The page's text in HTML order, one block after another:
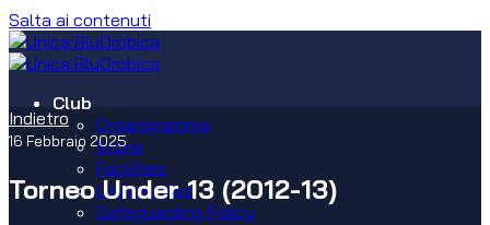
Salta ai contenuti
Club
Organigramma
Storia
Facilities
Codice etico
Safeguarding Policy
Indietro
16 Febbraio 2025
Torneo Under 13 (2012-13)